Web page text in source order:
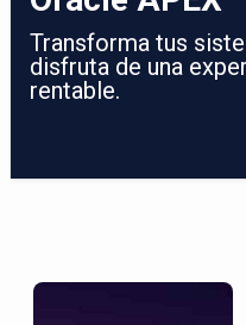
Transforma tus
disfruta de una
rentable.